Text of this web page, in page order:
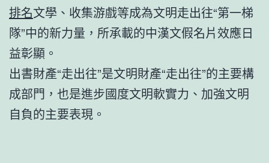
排名文學、收集游戲等成為文明走出往“第一梯
隊”中的新力量，所承載的中漢文假名片效應日
益彰顯。
出書財產“走出往”是文明財產“走出往”的主要構
成部門，也是進步國度文明軟實力、加強文明
自負的主要表現。